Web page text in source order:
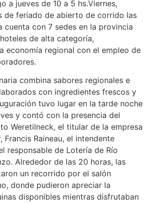
a jueves de 10 a 5 hs.Viernes,
de feriado de abierto de corrido las
cuenta con 7 sedes en la provincia
de alta categoría,
economía regional con el empleo de
combina sabores regionales e
con ingredientes frescos y
tuvo lugar en la tarde noche
y contó con la presencia del
Weretilneck, el titular de la empresa
Francis Raineau, el intendente
responsable de Lotería de Río
Alrededor de las 20 horas, las
un recorrido por el salón
donde pudieron apreciar la
disponibles mientras disfrutaban